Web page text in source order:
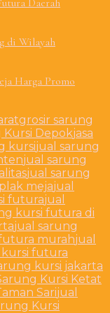
di Wilayah
Harga Promo
grosir sarung
Depokjasa
kursijual sarung
jual sarung
jual sarung
mejajual
futurajual
kursi futura di
jual sarung
murahjual
futura
kursi jakarta
Kursi Ketat
Sarijual
Kursi